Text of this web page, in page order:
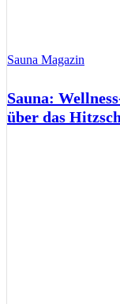
Sauna Magazin
Sauna:
über das